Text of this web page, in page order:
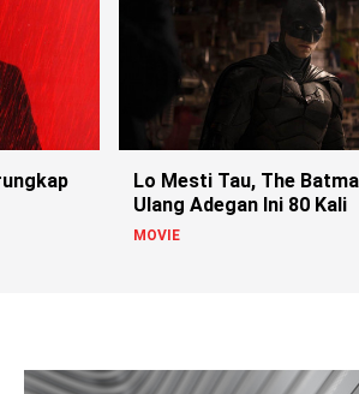
Lo Mesti Tau, The
Ulang Adegan Ini 80 Kali
MOVIE